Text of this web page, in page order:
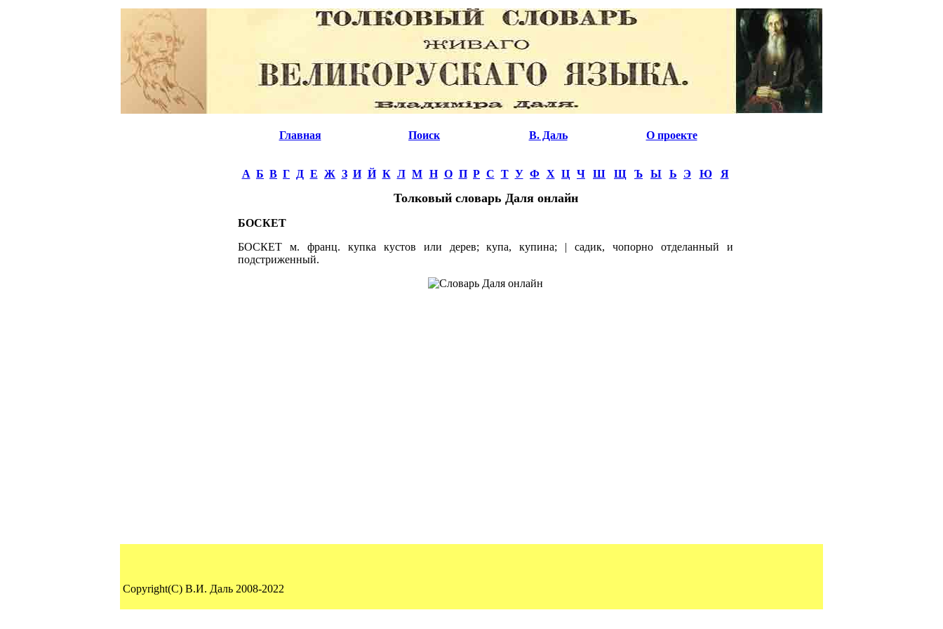
Главная Поиск В. Даль О проекте
А Б В Г Д Е Ж З И Й К Л М Н О П Р С Т У Ф Х Ц Ч Ш Щ Ъ Ы Ь Э Ю Я
Толковый словарь Даля онлайн
БОСКЕТ
БОСКЕТ м. франц. купка кустов или дерев; купа, купина; | садик, чопорно отделанный и
подстриженный.
Copyright(C) В.И. Даль 2008-2022